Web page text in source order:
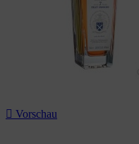
 Vorschau